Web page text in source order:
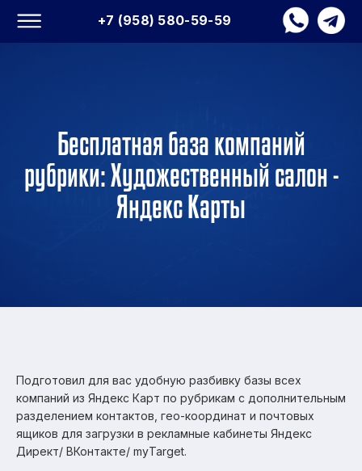
+7 (958) 580-59-59
Бесплатная база компаний
рубрики: Художественный салон -
Яндекс Карты
Подготовил для вас удобную разбивку базы всех
компаний из Яндекс Карт по рубрикам с дополнительным
разделением контактов, гео-координат и почтовых
ящиков для загрузки в рекламные кабинеты Яндекс
Директ/ ВКонтакте/ myTarget.